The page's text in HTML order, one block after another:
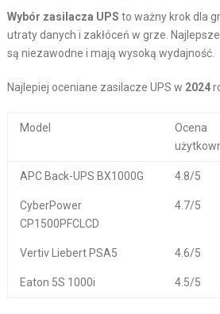
Wybór zasilacza UPS to ważny krok dla
utraty danych i zakłóceń w grze.
są niezawodne i mają wysoką wydajność.
Najlepiej oceniane zasilacze UPS w 2024
Model
Ocena
APC Back-UPS BX1000G 4.8/5
CyberPower
CP1500PFCLCD
4.7/5
Vertiv Liebert PSA5 4.6/5
Eaton 5S 1000i 4.5/5